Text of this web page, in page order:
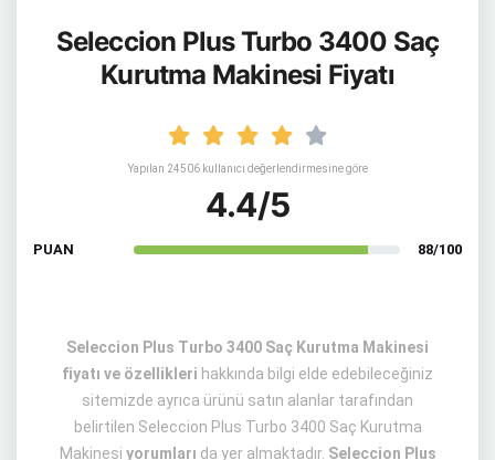
Seleccion Plus Turbo 3400 Saç
Kurutma Makinesi Fiyatı
Yapılan 24506 kullanıcı değerlendirmesine göre
4.4/5
PUAN 88/100
Seleccion Plus Turbo 3400 Saç Kurutma Makinesi
fiyatı ve özellikleri hakkında bilgi elde edebileceğiniz
sitemizde ayrıca ürünü satın alanlar tarafından
belirtilen Seleccion Plus Turbo 3400 Saç Kurutma
Makinesi yorumları da yer almaktadır. Seleccion Plus